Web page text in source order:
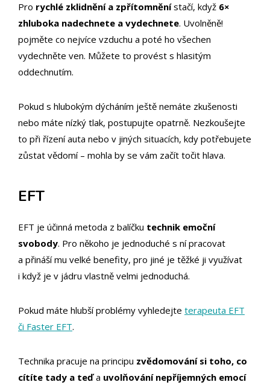
Pro rychlé zklidnění a zpřítomněnístačí, když 6×
zhluboka nadechnete a vydechnete. Uvolněně!
pojměte co nejvíce vzduchu a poté ho všechen
vydechněte ven. Můžete to provést s hlasitým
oddechnutím.
Pokud s hlubokým dýcháním ještě nemáte zkušenosti
nebo máte nízký tlak, postupujte opatrně. Nezkoušejte
to při řízení auta nebo v jiných situacích, kdy potřebujete
zůstat vědomí – mohla by se vám začít točit hlava.
EFT
EFT je účinná metoda z balíčku technik emoční
svobody. Pro někoho je jednoduché s ní pracovat
a přináší mu velké benefity, pro jiné je těžké ji využívat
i když je v jádru vlastně velmi jednoduchá.
Pokud máte hlubší problémy vyhledejte terapeuta EFT
či Faster EFT.
Technika pracuje na principu zvědomování si toho, co
cítíte tady a teďa uvolňování nepříjemných emocí